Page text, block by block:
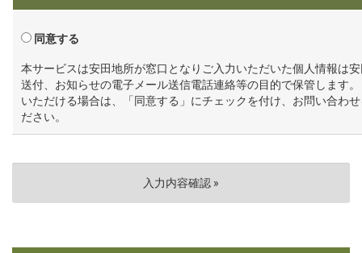
同意する
本サービスは安田地所が窓口となりご入力いただいた個人情報は
送付、お知らせの電子メール送信電話連絡等の目的で保管します
いただける場合は、「同意する」にチェックを付け、お問い合わ
ださい。